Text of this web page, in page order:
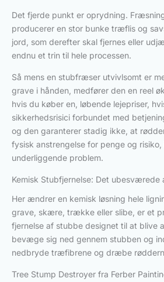
Det fjerde punkt er oprydning.
producerer en stor bunke træflis og
jord, som derefter skal fjernes eller
endnu et trin til hele processen.
Så mens en stubfræser utvivlsomt er
grave i hånden, medfører den en reel
hvis du køber en, løbende lejepriser,
sikkerhedsrisici forbundet med
og den garanterer stadig ikke, at
fysisk anstrengelse for penge og
underliggende problem.
Kemisk Stubfjernelse: Det ubesværede
Her ændrer en kemisk løsning hele
grave, skære, trække eller slibe, er et
fjernelse af stubbe designet til at blive
bevæge sig ned gennem stubben og
nedbryde træfibrene og dræbe
Tree Stump Destroyer fra Ferber